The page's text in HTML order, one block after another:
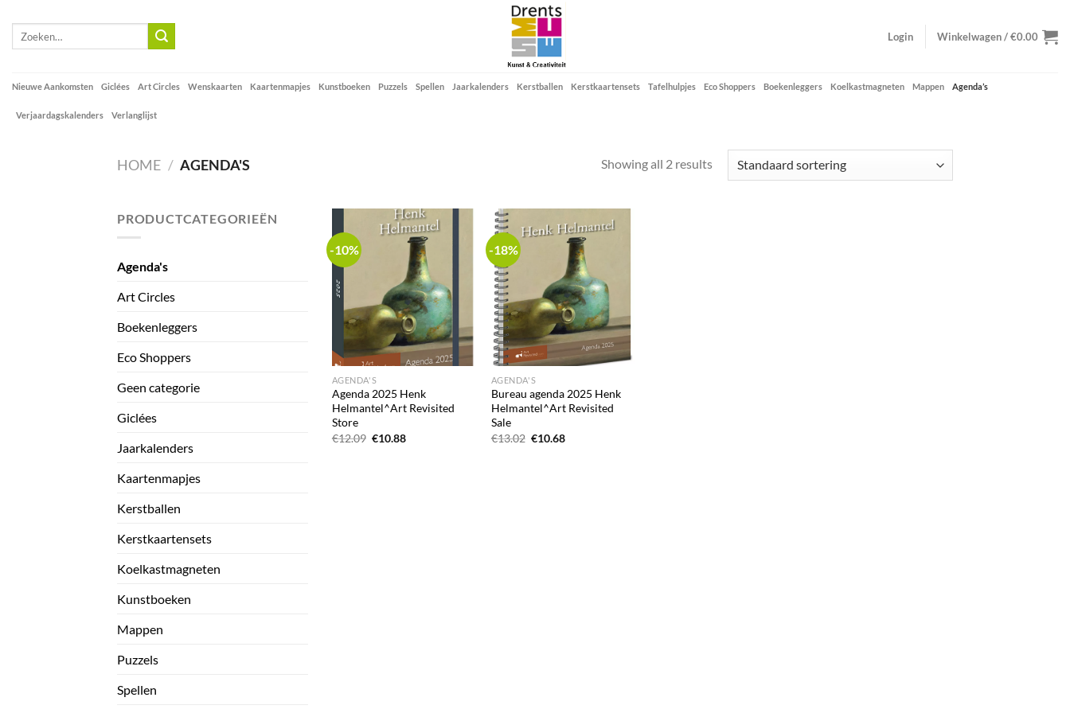
content
Login Winkelwagen /€0.00
Nieuwe Aankomsten Giclées Art Circles Wenskaarten Kaartenmapjes Kunstboeken Puzzels Spellen Jaarkalenders Kerstballen Kerstkaartensets Tafelhulpjes Eco Shoppers Boekenleggers Koelkastmagneten Mappen Agenda’s
Verjaardagskalenders Verlanglijst
HOME / AGENDA'S Showing all 2 results
PRODUCTCATEGORIEËN
Agenda's
Art Circles
Boekenleggers
Eco Shoppers
Geen categorie
Giclées
Jaarkalenders
Kaartenmapjes
Kerstballen
Kerstkaartensets
Koelkastmagneten
Kunstboeken
Mappen
Puzzels
Spellen
-10%
AGENDA'S
Agenda 2025 Henk
Helmantel^Art Revisited
Store
€12.09 Oorspronkelijke
€10.88Huidige
-18%
+
AGENDA'S
Bureau agenda 2025 Henk
Helmantel^Art Revisited
Sale
€13.02 Oorspronkelijke
€10.68Huidige